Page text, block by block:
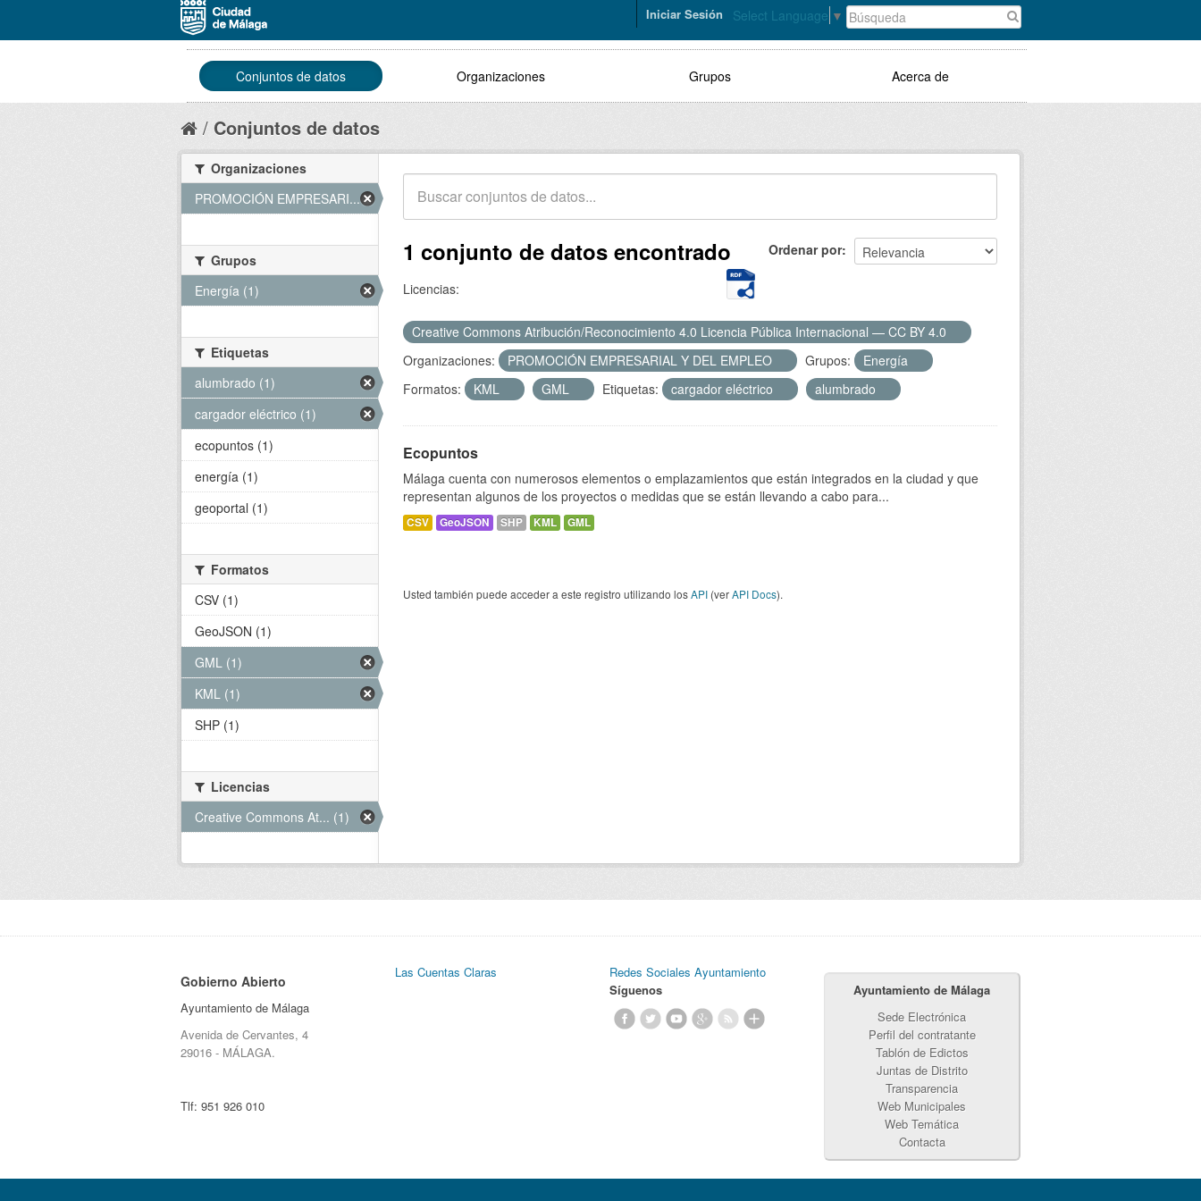
Select Language ▼
Iniciar Sesión
Conjuntos de datos Organizaciones Grupos Acerca de
Conjuntos de datos
Ordenar por
1 conjunto de datos encontrado
Licencias:
Creative Commons Atribución/Reconocimiento 4.0 Licencia Pública Internacional — CC BY 4.0
Organizaciones:
PROMOCIÓN EMPRESARIAL Y DEL EMPLEO Grupos:
Energía
Formatos:
KML GML Etiquetas: cargador eléctrico alumbrado
Ecopuntos
Málaga cuenta con numerosos elementos o emplazamientos que están integrados en la ciudad y que
representan algunos de los proyectos o medidas que se están llevando a cabo para...
CSV GeoJSON SHP KML GML
Usted también puede acceder a este registro utilizando losAPI (verAPI Docs).
Organizaciones
PROMOCIÓN EMPRESARI... (1)
Grupos
Energía (1)
Etiquetas
alumbrado (1)
cargador eléctrico (1)
ecopuntos (1)
energía (1)
geoportal (1)
Formatos
CSV (1)
GeoJSON (1)
GML (1)
KML (1)
SHP (1)
Licencias
Creative Commons At... (1)
Gobierno Abierto
Ayuntamiento de Málaga
Avenida de Cervantes, 4
29016 - MÁLAGA.
Tlf: 951 926 010
Las Cuentas Claras
Redes Sociales Ayuntamiento
Síguenos
Ayuntamiento de Málaga
Sede Electrónica
Perfil del contratante
Tablón de Edictos
Juntas de Distrito
Transparencia
Web Municipales
Web Temática
Contacta